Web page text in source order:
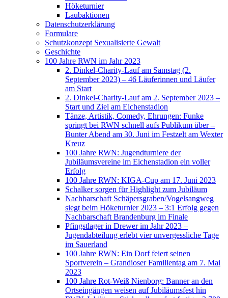
Höketurnier
Laubaktionen
Datenschutzerklärung
Formulare
Schutzkonzept Sexualisierte Gewalt
Geschichte
100 Jahre RWN im Jahr 2023
2. Dinkel-Charity-Lauf am Samstag (2.
September 2023) – 46 Läuferinnen und Läufer
am Start
2. Dinkel-Charity-Lauf am 2. September 2023 –
Start und Ziel am Eichenstadion
Tänze, Artistik, Comedy, Ehrungen: Funke
springt bei RWN schnell aufs Publikum über –
Bunter Abend am 30. Juni im Festzelt am Wexter
Kreuz
100 Jahre RWN: Jugendturniere der
Jubiläumsvereine im Eichenstadion ein voller
Erfolg
100 Jahre RWN: KIGA-Cup am 17. Juni 2023
Schalker sorgen für Highlight zum Jubiläum
Nachbarschaft Schäpersgraben/Vogelsangweg
siegt beim Höketurnier 2023 – 3:1 Erfolg gegen
Nachbarschaft Brandenburg im Finale
Pfingstlager in Drewer im Jahr 2023 –
Jugendabteilung erlebt vier unvergessliche Tage
im Sauerland
100 Jahre RWN: Ein Dorf feiert seinen
Sportverein – Grandioser Familientag am 7. Mai
2023
100 Jahre Rot-Weiß Nienborg: Banner an den
Ortseingängen weisen auf Jubiläumsfest hin